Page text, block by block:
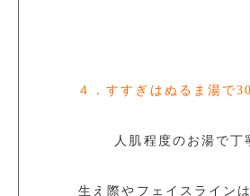
４．すすぎはぬるま湯で
人肌程度のお湯で丁
生え際やフェイスライン